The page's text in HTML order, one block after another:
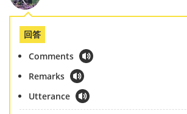
回答
Comments
Remarks
Utterance